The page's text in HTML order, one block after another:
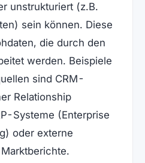
unstrukturiert (z.B.
sein können. Diese
die durch den
werden. Beispiele
sind CRM-
Relationship
Systeme (Enterprise
oder externe